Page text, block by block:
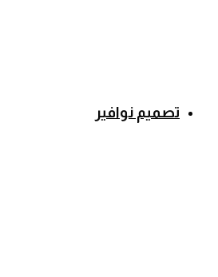
تصميم نوافير